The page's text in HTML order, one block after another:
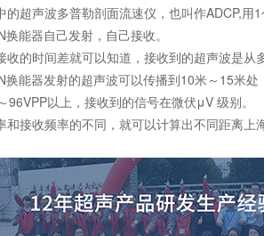
超声波多普勒剖面流速仪，也叫作ADCP,用1
能器自己发射，自己接收。
收的时间差就可以知道，接收到的超声波是从
换能器发射的超声波可以传播到10米～15米
以上，接收到的信号在微伏μV 级别。
接收频率的不同，就可以计算出不同距离上